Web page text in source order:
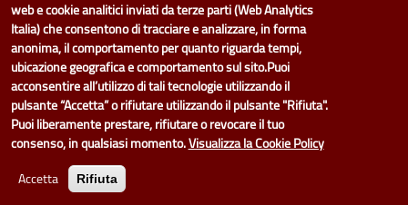
dati.cittametropolitana.genova.itè il progetto "Open Data" della
Metropolitana di Genova.
Il design e la gestione sono a cura del Servizio Sistemi Informativi. Ogni
Direzione è responsabile per la parte di "dati" e "dataset".
accedi (area riservata)|contatti|privacy|Statistiche
web e cookie analitici inviati da terze parti (Web Analytics
Italia) che consentono di tracciare e analizzare, in forma
anonima, il comportamento per quanto riguarda tempi,
ubicazione geografica e comportamento sul sito.Puoi
acconsentire all’utilizzo di tali tecnologie utilizzando il
pulsante “Accetta” o rifiutare utilizzando il pulsante "Rifiuta".
Puoi liberamente prestare, rifiutare o revocare il tuo
consenso, in qualsiasi momento.Visualizza la Cookie Policy
Accetta Rifiuta